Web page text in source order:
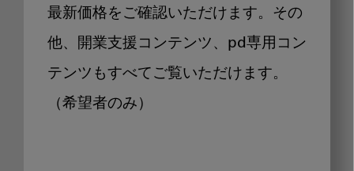
最新価格をご確認いただけます。その
他、開業支援コンテンツ、pd専用コン
テンツもすべてご覧いただけます。
（希望者のみ）